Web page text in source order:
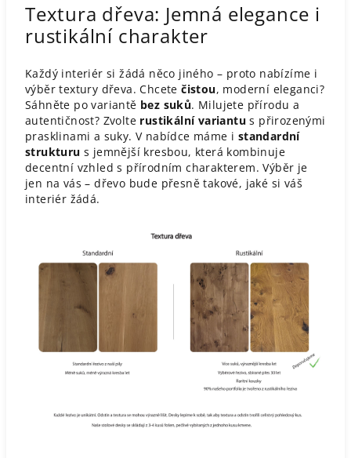
Textura dřeva: Jemná elegance i
rustikální charakter
Každý interiér si žádá něco jiného – proto nabízíme i
výběr textury dřeva. Chcetečistou, moderní eleganci?
Sáhněte po variantě bez suků. Milujete přírodu a
autentičnost? Zvolte rustikální variantu s přirozenými
prasklinami a suky. V nabídce máme i standardní
strukturus jemnější kresbou, která kombinuje
decentní vzhled s přírodním charakterem. Výběr je
jen na vás – dřevo bude přesně takové, jaké si váš
interiér žádá.